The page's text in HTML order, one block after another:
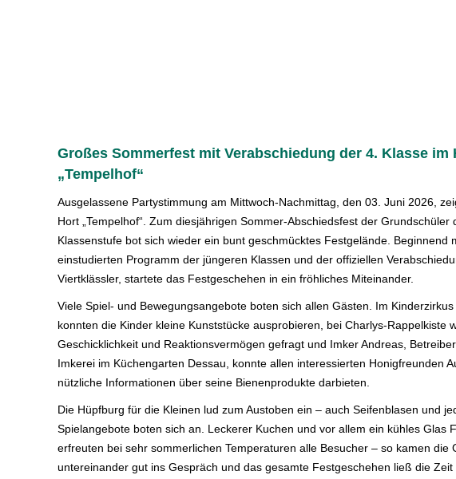
Großes Sommerfest mit Verabschiedung der 4. Klasse im
„Tempelhof“
Ausgelassene Partystimmung am Mittwoch-Nachmittag, den 03. Juni 2026,
Hort „Tempelhof“. Zum diesjährigen Sommer-Abschiedsfest der Grundschüler
Klassenstufe bot sich wieder ein bunt geschmücktes Festgelände. Beginnend
einstudierten Programm der jüngeren Klassen und der offiziellen
Viertklässler, startete das Festgeschehen in ein fröhliches Miteinander.
Viele Spiel- und Bewegungsangebote boten sich allen Gästen. Im Kinderzirkus
konnten die Kinder kleine Kunststücke ausprobieren, bei Charlys-Rappelkiste
Geschicklichkeit und Reaktionsvermögen gefragt und Imker Andreas,
Imkerei im Küchengarten Dessau, konnte allen interessierten Honigfreunden
nützliche Informationen über seine Bienenprodukte darbieten.
Die Hüpfburg für die Kleinen lud zum Austoben ein – auch Seifenblasen und
Spielangebote boten sich an. Leckerer Kuchen und vor allem ein kühles Glas
erfreuten bei sehr sommerlichen Temperaturen alle Besucher – so kamen die
untereinander gut ins Gespräch und das gesamte Festgeschehen ließ die Zeit